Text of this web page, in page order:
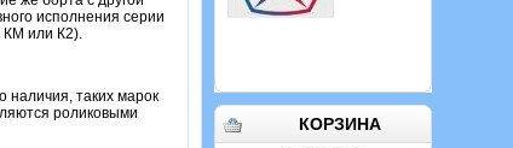
КОРЗИНА
исполнения серии
КМ или К2).
наличия, таких марок
роликовыми